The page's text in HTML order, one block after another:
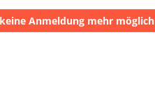
Anmeldung mehr möglich